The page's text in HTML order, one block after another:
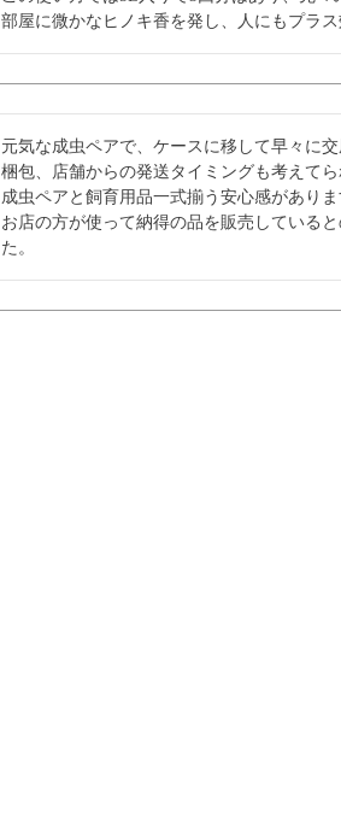
部屋に微かなヒノキ香を発し、人にもプラス
元気な成虫ペアで、ケースに移して早々に交
梱包、店舗からの発送タイミングも考えて
成虫ペアと飼育用品一式揃う安心感がありま
お店の方が使って納得の品を販売している
た。